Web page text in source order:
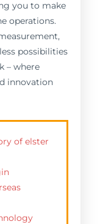
you to make
operations.
possibilities
– where
innovation
of elster